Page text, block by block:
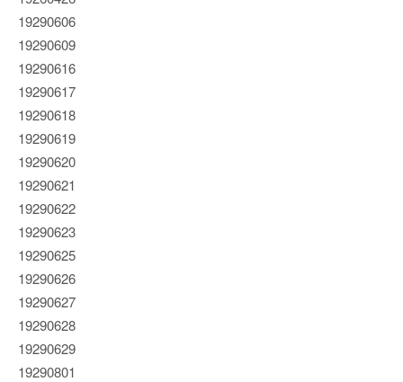
19290606
19290609
19290616
19290617
19290618
19290619
19290620
19290621
19290622
19290623
19290625
19290626
19290627
19290628
19290629
19290801